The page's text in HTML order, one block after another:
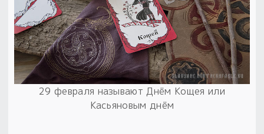
Пыльный сундучок
большое обновление
Товары со скидкой
Новинки
Товары недели
29 февраля называют Днём Кощея или
Касьяновым днём